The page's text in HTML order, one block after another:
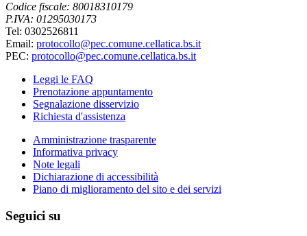
Codice fiscale: 80018310179
P.IVA: 01295030173
Tel: 0302526811
Email: protocollo@pec.comune.cellatica.bs.it
PEC: protocollo@pec.comune.cellatica.bs.it
Leggi le FAQ
Prenotazione appuntamento
Segnalazione disservizio
Richiesta d'assistenza
Amministrazione trasparente
Informativa privacy
Note legali
Dichiarazione di accessibilità
Piano di miglioramento del sito e dei servizi
Seguici su